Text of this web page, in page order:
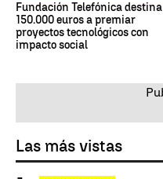
Fundación Telefónica destina
150.000 euros a premiar
proyectos tecnológicos con
impacto social
Las más vistas